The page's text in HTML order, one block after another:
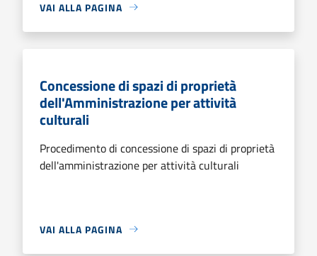
VAI ALLA PAGINA
Concessione di spazi di proprietà
dell'Amministrazione per attività
culturali
Procedimento di concessione di spazi di proprietà
dell'amministrazione per attività culturali
VAI ALLA PAGINA